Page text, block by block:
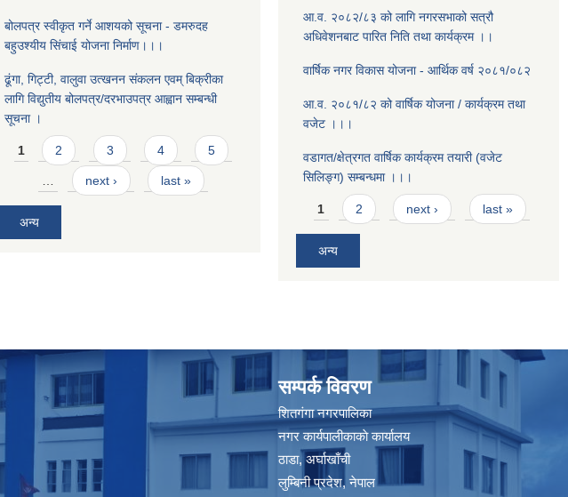
बोलपत्र स्वीकृत गर्ने आशयको सूचना - डमरुदह
बहुउश्यीय सिंचाई योजना निर्माण।।।
ढूंगा, गिट्टी, वालुवा उत्खनन संकलन एवम् बिक्रीका
लागि विद्युतीय बोलपत्र/दरभाउपत्र आह्वान सम्बन्धी
सूचना ।
Pages
1 2 3 4 5
next › last »
अन्य
आ.व. २०८२/८३ को लागि नगरसभाको सत्रौ
अधिवेशनबाट पारित निति तथा कार्यक्रम ।।
वार्षिक नगर विकास योजना - आर्थिक वर्ष २०८१/०८२
आ.व. २०८१/८२ को वार्षिक योजना / कार्यक्रम तथा
वजेट ।।।
वडागत/क्षेत्रगत वार्षिक कार्यक्रम तयारी (वजेट
सिलिङ्ग) सम्बन्धमा ।।।
Pages
1 2 next › last »
अन्य
सम्पर्क विवरण
शितगंगा नगरपालिका
नगर कार्यपालीकाकाे कार्यालय
ठाडा, अर्घाखाँची
लुम्बिनी प्रदेश, नेपाल